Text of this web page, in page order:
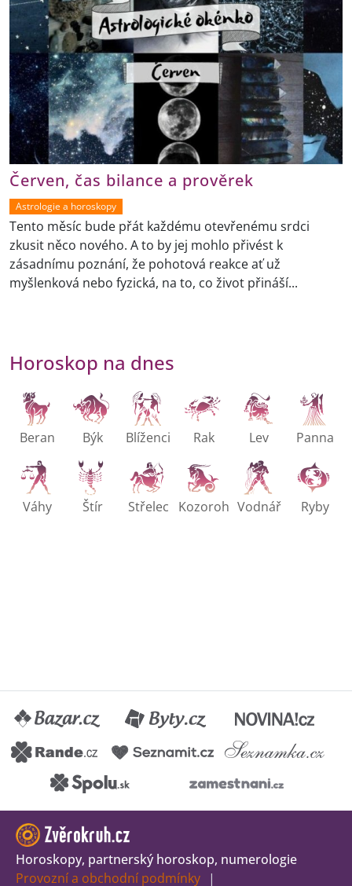
Červen, čas bilance a prověrek
Astrologie a horoskopy
Tento měsíc bude přát každému otevřenému srdci
zkusit něco nového. A to by jej mohlo přivést k
zásadnímu poznání, že pohotová reakce ať už
myšlenková nebo fyzická, na to, co život přináší...
Horoskop na dnes
Beran Býk Blíženci Rak Lev Panna
Váhy Štír Střelec Kozoroh Vodnář Ryby
Horoskopy, partnerský horoskop, numerologie
Provozní a obchodní podmínky